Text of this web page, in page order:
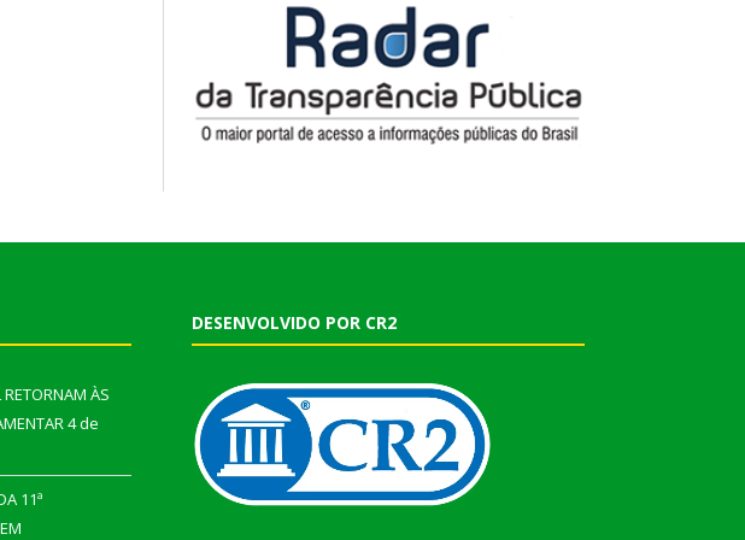
ÀS
4 de
11ª
DESENVOLVIDO POR CR2